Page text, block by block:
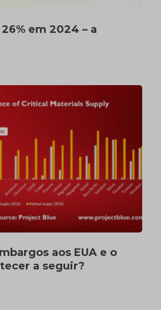
em 2024 – a
aos EUA e o
a seguir?